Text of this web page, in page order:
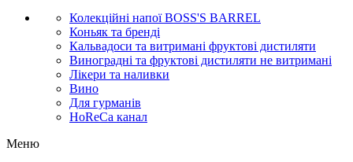
Колекційні напої BOSS'S BARREL
Коньяк та бренді
Кальвадоси та витримані фруктові дистиляти
Виноградні та фруктові дистиляти не витримані
Лікери та наливки
Вино
Для гурманів
HoReCa канал
Меню